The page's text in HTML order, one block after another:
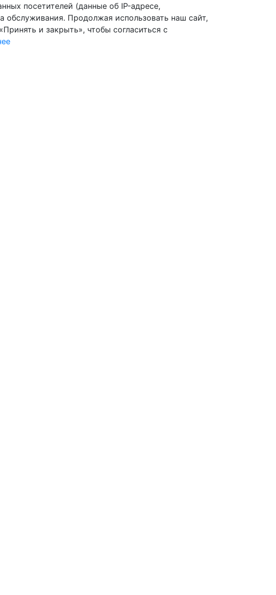
посетителей (данные об IP-адресе,
обслуживания. Продолжая использовать наш сайт,
и закрыть», чтобы согласиться с